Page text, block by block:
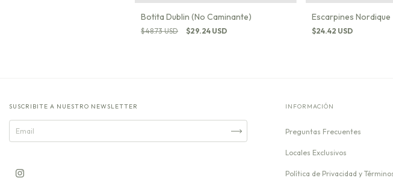
Botita Dublin (No Caminante)
$48.73 USD $29.24 USD
Escarpines Nordique
$24.42 USD
SUSCRIBITE A NUESTRO NEWSLETTER INFORMACIÓN
Preguntas Frecuentes
Locales Exclusivos
Política de Privacidad y